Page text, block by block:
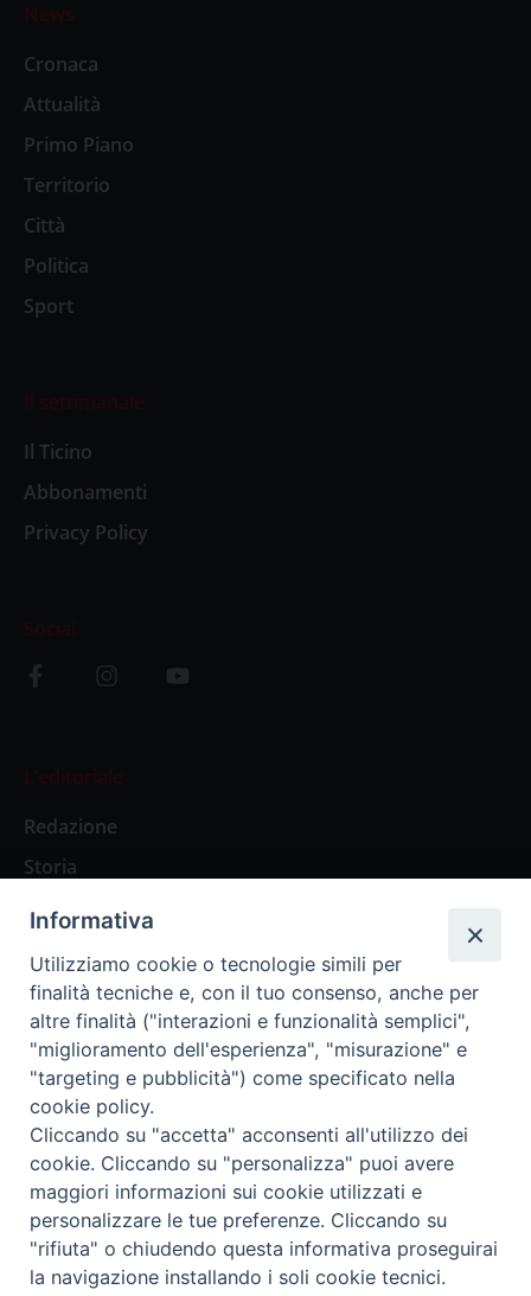
News
Cronaca
Attualità
Primo Piano
Territorio
Città
Politica
Sport
Il settimanale
Il Ticino
Abbonamenti
Privacy Policy
Social
L’editoriale
Redazione
Storia
Abbonamenti
Abbonamento Annuale Digitale
Abbonamento Annuale Cartaceo
Abbonamento Singola Copia Digitale
Redazione: Pavia, Piazza Duomo 11 - tel. 0382.24736 -
amministrazione@ilticino.it - repossi@ilticino.it - P.
IVA: 00213430184
Informativa
Utilizziamo cookie o tecnologie simili per
finalità tecniche e, con il tuo consenso, anche per
altre finalità ("interazioni e funzionalità semplici",
"miglioramento dell'esperienza", "misurazione" e
"targeting e pubblicità") come specificato nella
cookie policy.
Cliccando su "accetta" acconsenti all'utilizzo dei
cookie. Cliccando su "personalizza" puoi avere
maggiori informazioni sui cookie utilizzati e
personalizzare le tue preferenze. Cliccando su
"rifiuta" o chiudendo questa informativa proseguirai
la navigazione installando i soli cookie tecnici.